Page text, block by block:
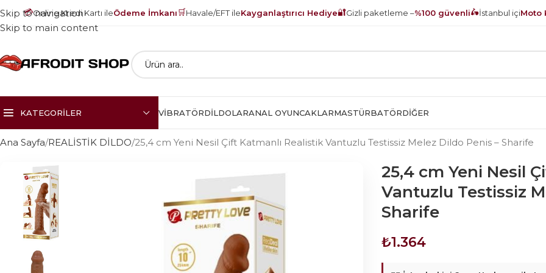
💳Online Kredi Kartı ileÖdeme İmkanı🛒Havale/EFT ileKayganlaştırıcı Hediye🔐Gizli paketleme –%100 güvenli🛵İstanbul içiMoto
Skip to navigation
Skip to main content
KATEGORILER VIBRATÖRDILDOLARANAL OYUNCAKLARMASTÜRBATÖRDIĞER
Ana Sayfa REALİSTİK DİLDO 25,4 cm Yeni Nesil Çift Katmanlı Realistik Vantuzlu Testissiz Melez Dildo Penis – Sharife
25,4 cm Yeni Nesil
Vantuzlu Testissiz
Sharife
₺1.364